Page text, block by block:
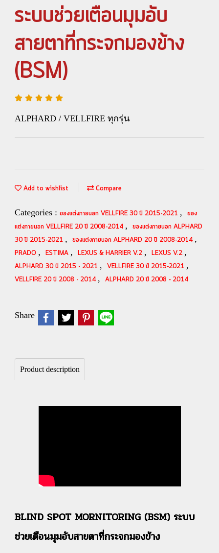
ระบบช่วยเตือนมุมอับ
สายตาที่กระจกมองข้าง
(BSM)
ALPHARD / VELLFIRE ทุกรุ่น
Add to wishlist Compare
Categories : ของแต่งภายนอก VELLFIRE 30 ปี 2015-2021 , ของ
แต่งภายนอก VELLFIRE 20 ปี 2008-2014 , ของแต่งภายนอก ALPHARD
30 ปี 2015-2021 , ของแต่งภายนอก ALPHARD 20 ปี 2008-2014 ,
PRADO , ESTIMA , LEXUS & HARRIER V.2 , LEXUS V.2 ,
ALPHARD 30 ปี 2015 - 2021 , VELLFIRE 30 ปี 2015-2021 ,
VELLFIRE 20 ปี 2008 - 2014 , ALPHARD 20 ปี 2008 - 2014
Share
Product description
BLIND SPOT MORNITORING (BSM) ระบบ
ช่วยเตือนมุมอับสายตาที่กระจกมองข้าง